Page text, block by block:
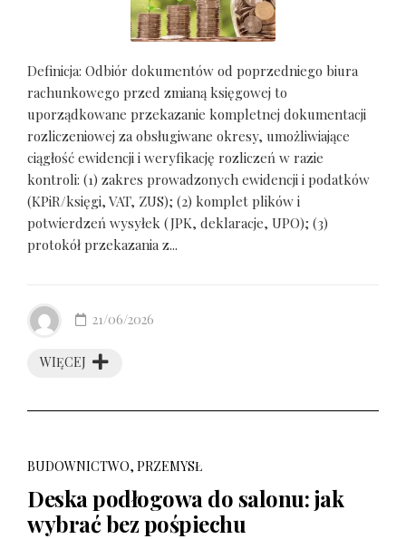
Definicja: Odbiór dokumentów od poprzedniego biura
rachunkowego przed zmianą księgowej to
uporządkowane przekazanie kompletnej dokumentacji
rozliczeniowej za obsługiwane okresy, umożliwiające
ciągłość ewidencji i weryfikację rozliczeń w razie
kontroli: (1) zakres prowadzonych ewidencji i podatków
(KPiR/księgi, VAT, ZUS); (2) komplet plików i
potwierdzeń wysyłek (JPK, deklaracje, UPO); (3)
protokół przekazania z...
WIĘCEJ
21/06/2026
BUDOWNICTWO, PRZEMYSŁ
Deska podłogowa do salonu: jak
wybrać bez pośpiechu